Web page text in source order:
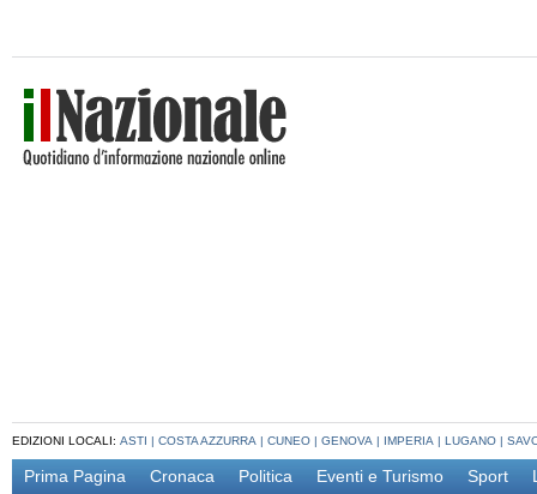
EDIZIONI LOCALI: ASTI | COSTA AZZURRA | CUNEO | GENOVA | IMPERIA | LUGANO |
Prima Pagina Cronaca Politica Eventi e Turismo Sport